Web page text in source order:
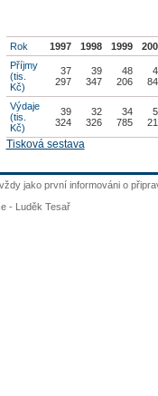
Rok 1997 1998 1999
Příjmy
(tis.
Kč)
37
297
39
347
48
206
Výdaje
(tis.
Kč)
39
324
32
326
34
785
Tisková sestava
jako první informováni o
- Luděk Tesař